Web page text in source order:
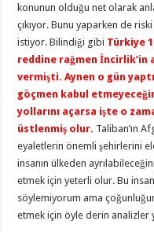
konunun olduğu net olarak
çıkıyor. Bunu yaparken de
istiyor. Bilindiği gibi Türkiye
reddine rağmen İncirlik’in
vermişti. Aynen o gün
göçmen kabul
yollarını açarsa işte o
üstlenmiş olur. Taliban’ın
eyaletlerin önemli şehirlerini
insanın ülkeden
etmek için yeterli olur. Bu
söylemiyorum ama
etmek için öyle derin analizler